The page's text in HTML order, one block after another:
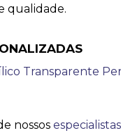
qualidade.
nossosespecialistas